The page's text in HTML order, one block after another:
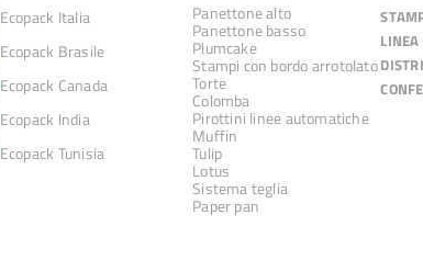
Ecopack Italia
Ecopack Brasile
Ecopack Canada
Ecopack India
Ecopack Tunisia
Panettone alto
Panettone basso
Plumcake
Stampi con bordo arrotolato
Torte
Colomba
Pirottini linee automatiche
Muffin
Tulip
Lotus
Sistema teglia
Paper pan
LINEA